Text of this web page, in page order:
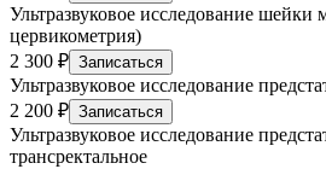
Ультразвуковое исследование шейки
цервикометрия)
2 300 ₽ Записаться
Ультразвуковое исследование
2 200 ₽ Записаться
Ультразвуковое исследование
трансректальное